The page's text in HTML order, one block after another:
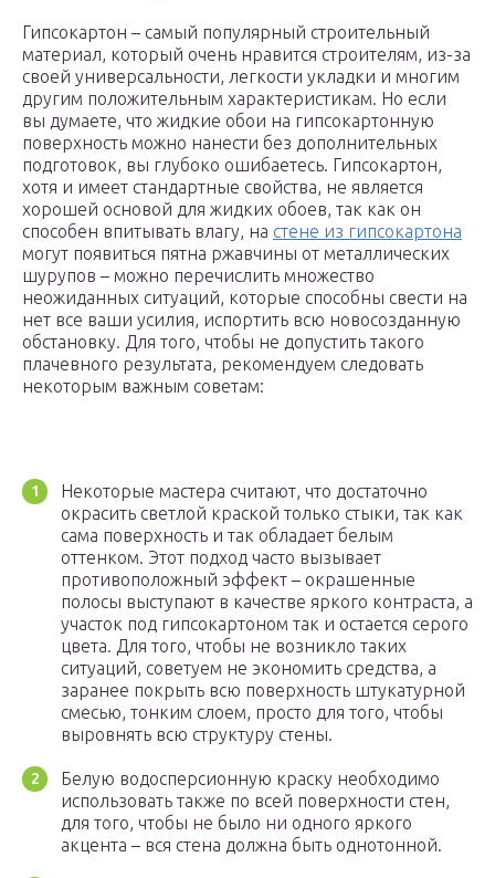
Гипсокартон – самый популярный строительный
материал, который очень нравится строителям, из-за
своей универсальности, легкости укладки и многим
другим положительным характеристикам. Но если
вы думаете, что жидкие обои на гипсокартонную
поверхность можно нанести без дополнительных
подготовок, вы глубоко ошибаетесь. Гипсокартон,
хотя и имеет стандартные свойства, не является
хорошей основой для жидких обоев, так как он
способен впитывать влагу, на стене из гипсокартона
могут появиться пятна ржавчины от металлических
шурупов – можно перечислить множество
неожиданных ситуаций, которые способны свести на
нет все ваши усилия, испортить всю новосозданную
обстановку. Для того, чтобы не допустить такого
плачевного результата, рекомендуем следовать
некоторым важным советам:
Некоторые мастера считают, что достаточно
окрасить светлой краской только стыки, так как
сама поверхность и так обладает белым
оттенком. Этот подход часто вызывает
противоположный эффект – окрашенные
полосы выступают в качестве яркого контраста, а
участок под гипсокартоном так и остается серого
цвета. Для того, чтобы не возникло таких
ситуаций, советуем не экономить средства, а
заранее покрыть всю поверхность штукатурной
смесью, тонким слоем, просто для того, чтобы
выровнять всю структуру стены.
Белую водосперсионную краску необходимо
использовать также по всей поверхности стен,
для того, чтобы не было ни одного яркого
акцента – вся стена должна быть однотонной.